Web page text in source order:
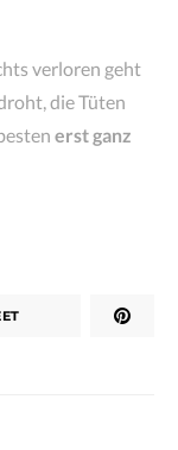
verloren geht
die Tüten
erst ganz